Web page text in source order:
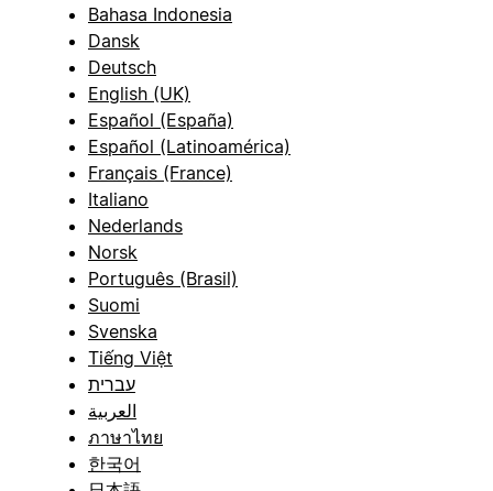
Bahasa Indonesia
Dansk
Deutsch
English (UK)
Español (España)
Español (Latinoamérica)
Français (France)
Italiano
Nederlands
Norsk
Português (Brasil)
Suomi
Svenska
Tiếng Việt
עברית
العربية
ภาษาไทย
한국어